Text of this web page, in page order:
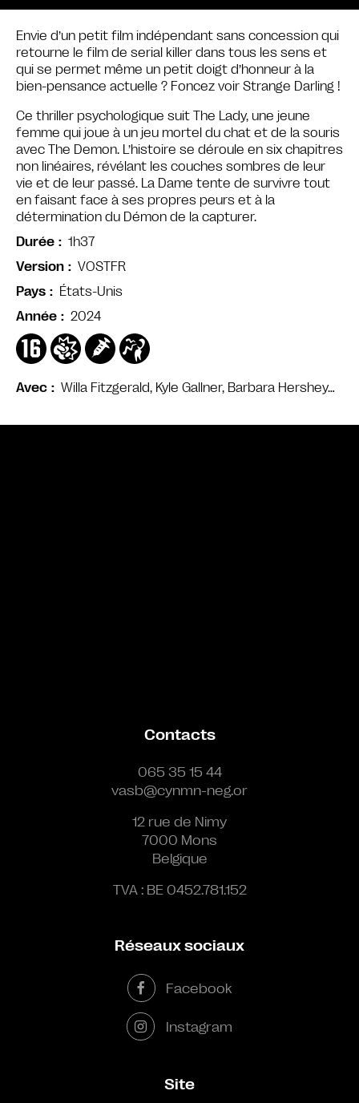
Avec Willa Fitzgerald, Kyle Gallner, Barbara Hershey…
Envie d’un petit film indépendant sans concession qui
retourne le film de serial killer dans tous les sens et
qui se permet même un petit doigt d’honneur à la
bien-pensance actuelle ? Foncez voir Strange Darling !
Ce thriller psychologique suit The Lady, une jeune
femme qui joue à un jeu mortel du chat et de la souris
avec The Demon. L’histoire se déroule en six chapitres
non linéaires, révélant les couches sombres de leur
vie et de leur passé. La Dame tente de survivre tout
en faisant face à ses propres peurs et à la
détermination du Démon de la capturer.
Durée
1h37
Version
VOSTFR
Pays
États-Unis
Année
2024
Contacts
065 35 15 44
vasb@cynmn-neg.or
12 rue de Nimy
7000 Mons
Belgique
TVA : BE 0452.781.152
Réseaux sociaux
Facebook
Instagram
Site